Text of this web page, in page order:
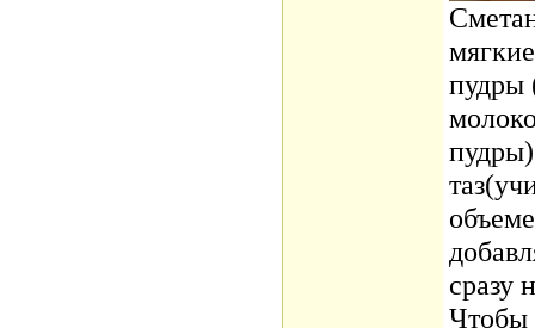
пудры
сразу
Чтобы